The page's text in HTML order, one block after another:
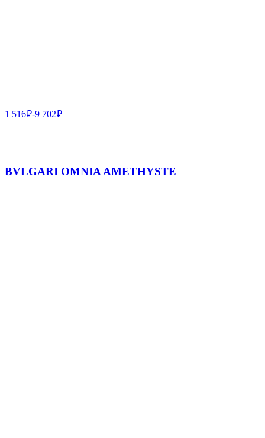
1 516₽-9 702₽
BVLGARI OMNIA AMETHYSTE